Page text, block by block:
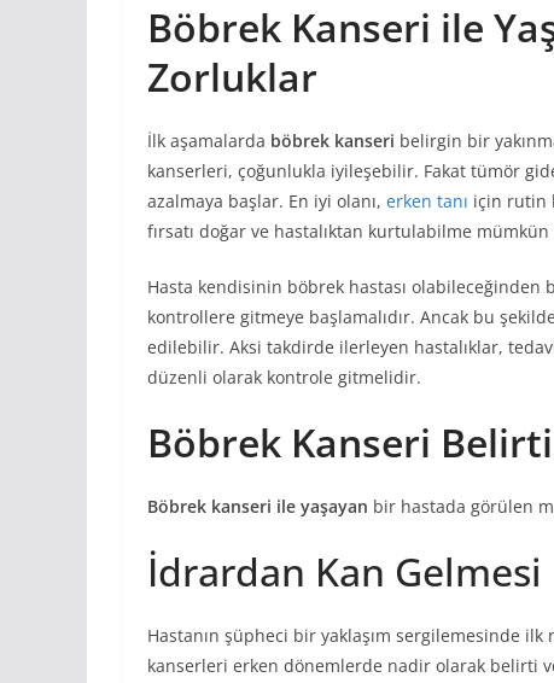
Böbrek Kanseri ile
Zorluklar
İlk aşamalarda böbrek kanseri belirgin bir
kanserleri, çoğunlukla iyileşebilir. Fakat tümör
azalmaya başlar. En iyi olanı, erken tanı için rutin
fırsatı doğar ve hastalıktan kurtulabilme
Hasta kendisinin böbrek hastası
kontrollere gitmeye başlamalıdır. Ancak bu
edilebilir. Aksi takdirde ilerleyen hastalıklar,
düzenli olarak kontrole gitmelidir.
Böbrek Kanseri
Böbrek kanseri ile yaşayan bir hastada görülen
İdrardan Kan Gelmesi
Hastanın şüpheci bir yaklaşım sergilemesinde
kanserleri erken dönemlerde nadir olarak belirti